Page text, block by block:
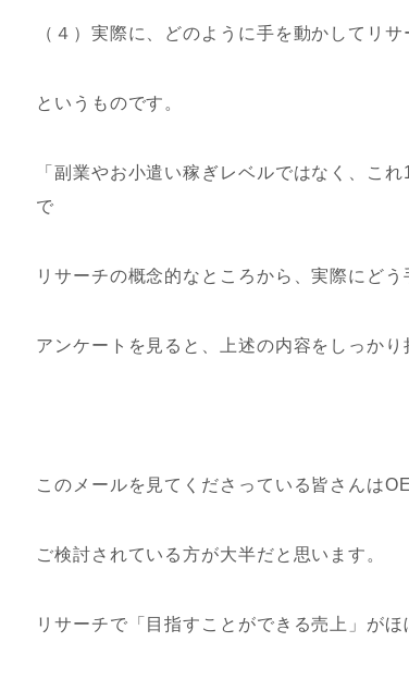
（４）実際に、どのように手を動かしてリ
というものです。
「副業やお小遣い稼ぎレベルではなく、こ
で
リサーチの概念的なところから、実際にど
アンケートを見ると、上述の内容をしっか
このメールを見てくださっている皆さんは
ご検討されている方が大半だと思います。
リサーチで「目指すことができる売上」がほ